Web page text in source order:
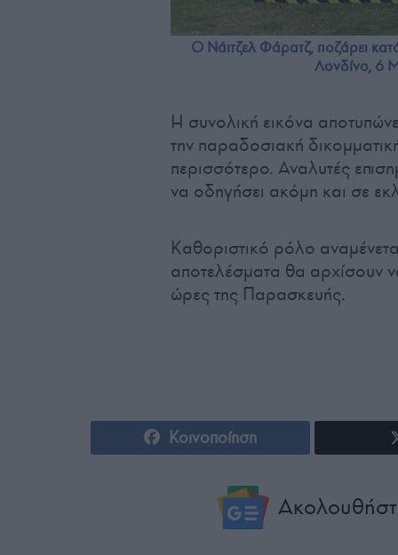
Ο Νάιτζελ Φάρατζ, ποζάρει
Λονδίνο, 6
Η συνολική εικόνα
την παραδοσιακή
περισσότερο. Αναλυτές
να οδηγήσει ακόμη και σε
Καθοριστικό ρόλο
αποτελέσματα θα αρχίσουν
ώρες της Παρασκευής.
Κοινοποίηση